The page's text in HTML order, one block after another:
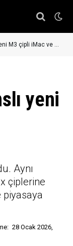
ve MacBook Pro çıktı
yeni
Aynı
çiplerine
piyasaya
28 Ocak 2026,